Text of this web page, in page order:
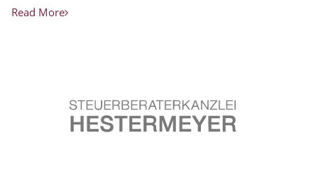
Read More